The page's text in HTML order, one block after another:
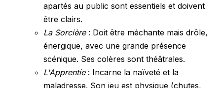
apartés au public sont essentiels et doivent
être clairs.
La Sorcière: Doit être méchante mais drôle,
énergique, avec une grande présence
scénique. Ses colères sont théâtrales.
L'Apprentie: Incarne la naïveté et la
maladresse. Son jeu est physique (chutes,